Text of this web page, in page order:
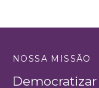
NOSSA MISSÃO